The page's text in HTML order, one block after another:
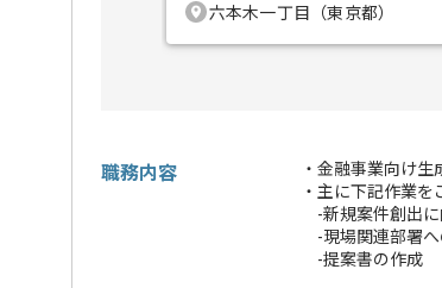
六本木一丁目（東京都）
職務内容
・金融事業向け生
・主に下記作業を
-新規案件創出に
-現場関連部署へ
-提案書の作成